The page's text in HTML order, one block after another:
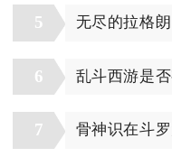
5
6 乱斗西游是
7 骨神识在斗